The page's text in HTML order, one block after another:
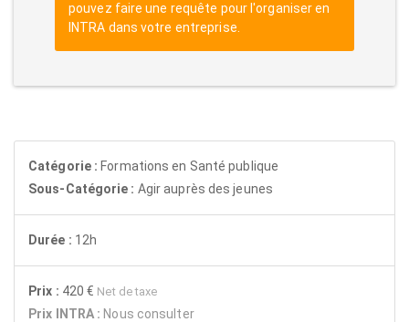
pouvez faire une requête pour l'organiser en
INTRA dans votre entreprise.
Catégorie : Formations en Santé publique
Sous-Catégorie : Agir auprès des jeunes
Durée : 12h
Prix : 420 € Net de taxe
Prix INTRA : Nous consulter